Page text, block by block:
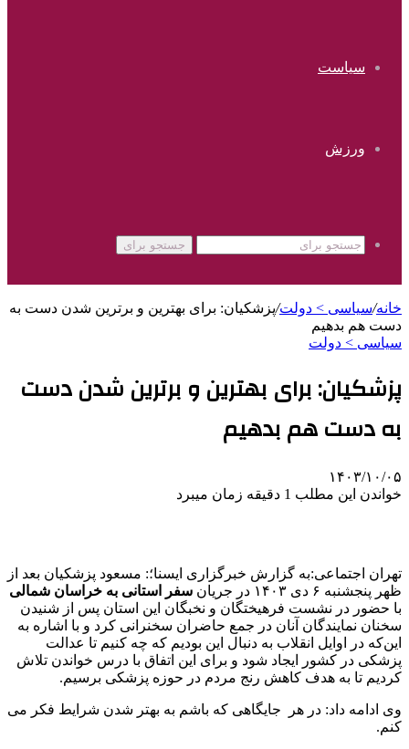
سیاست
ورزش
جستجو برای
خانه/سیاسی > دولت/پزشکیان: برای بهترین و برترین شدن دست به
دست هم بدهیم
سیاسی > دولت
پزشکیان: برای بهترین و برترین شدن دست
به دست هم بدهیم
۱۴۰۳/۱۰/۰۵
خواندن این مطلب 1 دقیقه زمان میبرد
تهران اجتماعی:به گزارش خبرگزاری ایسنا؛: مسعود پزشکیان بعد از
ظهر پنجشنبه ۶ دی ۱۴۰۳ در جریان
سفر استانی به خراسان شمالی
با حضور در نشست فرهیختگان و نخبگان این استان پس از شنیدن
سخنان نمایندگان آنان در جمع حاضران سخنرانی کرد و با اشاره به
این‌که در اوایل انقلاب به دنبال این بودیم که چه کنیم تا عدالت
پزشکی در کشور ایجاد شود و برای این اتفاق با درس خواندن تلاش
کردیم تا به هدف کاهش رنج مردم در حوزه پزشکی برسیم.
وی ادامه داد: در هر جایگاهی که باشم به بهتر شدن شرایط فکر می
کنم.